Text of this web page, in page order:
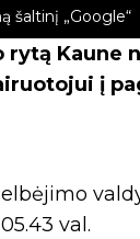
šaltinį „Google“
Kaune
į
val.